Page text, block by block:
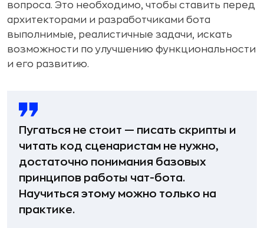
вопроса. Это необходимо, чтобы ставить перед
архитекторами и разработчиками бота
выполнимые, реалистичные задачи, искать
возможности по улучшению функциональности
и его развитию.
Пугаться не стоит — писать скрипты и
читать код сценаристам не нужно,
достаточно понимания базовых
принципов работы чат-бота.
Научиться этому можно только на
практике.